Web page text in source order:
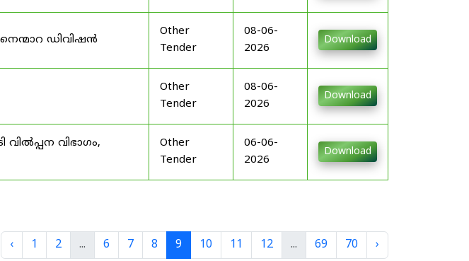
ഡിവിഷൻ
Other
Tender
08-06-
2026
Download
Other
Tender
08-06-
2026
Download
വിഭാഗം,
Other
Tender
06-06-
2026
Download
‹ 1 2 ... 6 7 8 9 10 11 12 ... 69 70 ›